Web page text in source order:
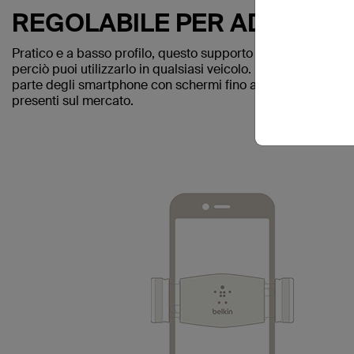
REGOLABILE PER
Pratico e a basso profilo, questo supporto con clip si
perciò puoi utilizzarlo in qualsiasi veicolo. Le staffe
parte degli smartphone con schermi fino a 5,5 pollici,
presenti sul mercato.